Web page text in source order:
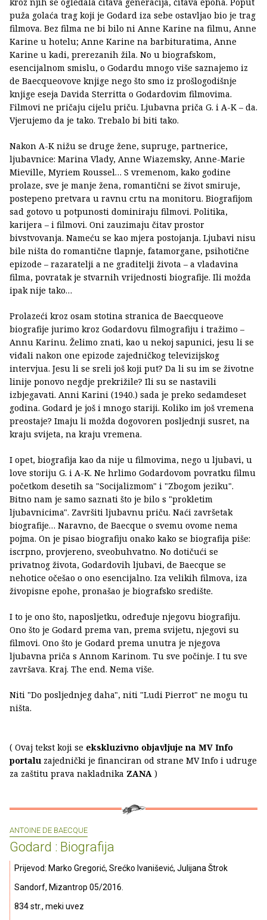
puža golaća trag koji je Godard iza sebe ostavljao bio je trag
filmova. Bez filma ne bi bilo ni Anne Karine na filmu, Anne
Karine u hotelu; Anne Karine na barbituratima, Anne
Karine u kadi, prerezanih žila. No u biografskom,
esencijalnom smislu, o Godardu mnogo više saznajemo iz
de Baecqueovove knjige nego što smo iz prošlogodišnje
knjige eseja Davida Sterritta o Godardovim filmovima.
Filmovi ne pričaju cijelu priču. Ljubavna priča G. i A-K – da.
Vjerujemo da je tako. Trebalo bi biti tako.
Nakon A-K nižu se druge žene, supruge, partnerice,
ljubavnice: Marina Vlady, Anne Wiazemsky, Anne-Marie
Mieville, Myriem Roussel… S vremenom, kako godine
prolaze, sve je manje žena, romantični se život smiruje,
postepeno pretvara u ravnu crtu na monitoru. Biografijom
sad gotovo u potpunosti dominiraju filmovi. Politika,
karijera – i filmovi. Oni zauzimaju čitav prostor
bivstvovanja. Nameću se kao mjera postojanja. Ljubavi nisu
bile ništa do romantične tlapnje, fatamorgane, psihotične
epizode – razaratelji a ne graditelji života – a vladavina
filma, povratak je stvarnih vrijednosti biografije. Ili možda
ipak nije tako…
Prolazeći kroz osam stotina stranica de Baecqueove
biografije jurimo kroz Godardovu filmografiju i tražimo –
Annu Karinu. Želimo znati, kao u nekoj sapunici, jesu li se
viđali nakon one epizode zajedničkog televizijskog
intervjua. Jesu li se sreli još koji put? Da li su im se životne
linije ponovo negdje prekrižile? Ili su se nastavili
izbjegavati. Anni Karini (1940.) sada je preko sedamdeset
godina. Godard je još i mnogo stariji. Koliko im još vremena
preostaje? Imaju li možda dogovoren posljednji susret, na
kraju svijeta, na kraju vremena.
I opet, biografija kao da nije u filmovima, nego u ljubavi, u
love storiju G. i A-K. Ne hrlimo Godardovom povratku filmu
početkom desetih sa "Socijalizmom" i "Zbogom jeziku".
Bitno nam je samo saznati što je bilo s "prokletim
ljubavnicima". Završiti ljubavnu priču. Naći završetak
biografije… Naravno, de Baecque o svemu ovome nema
pojma. On je pisao biografiju onako kako se biografija piše:
iscrpno, provjereno, sveobuhvatno. No dotičući se
privatnog života, Godardovih ljubavi, de Baecque se
nehotice očešao o ono esencijalno. Iza velikih filmova, iza
živopisne epohe, pronašao je biografsko središte.
I to je ono što, naposljetku, određuje njegovu biografiju.
Ono što je Godard prema van, prema svijetu, njegovi su
filmovi. Ono što je Godard prema unutra je njegova
ljubavna priča s Annom Karinom. Tu sve počinje. I tu sve
završava. Kraj. The end. Nema više.
Niti "Do posljednjeg daha", niti "Ludi Pierrot" ne mogu tu
ništa.
( Ovaj tekst koji se ekskluzivno objavljuje na MV Info
portalu zajednički je financiran od strane MV Info i udruge
za zaštitu prava nakladnika ZANA )
ANTOINE DE BAECQUE
Godard : Biografija
Prijevod: Marko Gregorić, Srećko Ivanišević, Julijana Štrok
Sandorf, Mizantrop 05/2016.
834 str., meki uvez